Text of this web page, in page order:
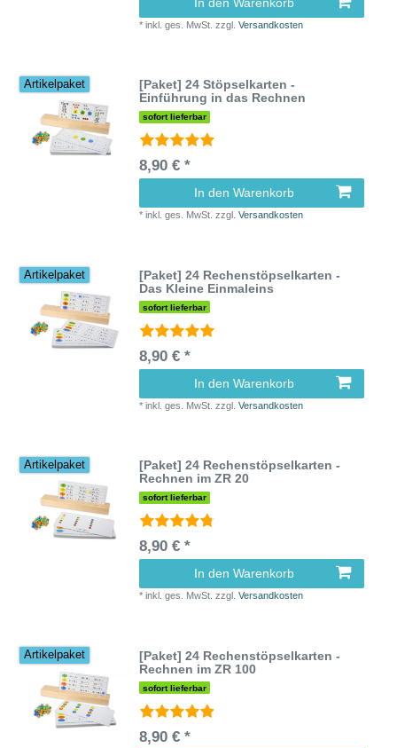
*inkl. ges. MwSt. zzgl.Versandkosten
Artikelpaket
[Paket] 24 Stöpselkarten -
Einführung in das Rechnen
sofort lieferbar
8,90 € *
In den Warenkorb
*inkl. ges. MwSt. zzgl.Versandkosten
Artikelpaket
[Paket] 24 Rechenstöpselkarten -
Das Kleine Einmaleins
sofort lieferbar
8,90 € *
In den Warenkorb
*inkl. ges. MwSt. zzgl.Versandkosten
Artikelpaket
[Paket] 24 Rechenstöpselkarten -
Rechnen im ZR 20
sofort lieferbar
8,90 € *
In den Warenkorb
*inkl. ges. MwSt. zzgl.Versandkosten
Artikelpaket
[Paket] 24 Rechenstöpselkarten -
Rechnen im ZR 100
sofort lieferbar
8,90 € *